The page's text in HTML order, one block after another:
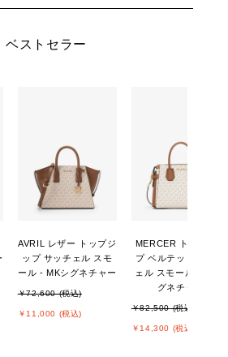
ベストセラー
AVRIL レザー トップジ
ップ サッチェル スモ
ール - MKシグネチャー
￥72,600 (税込)
￥11,000 (税込)
MERCER トップジッ
プ ベルテッド サッチ
ェル スモール - MKシ
グネチャー
￥82,500 (税込)
￥14,300 (税込)